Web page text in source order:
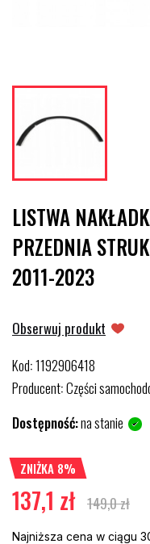
LISTWA
PRZEDNIA
2011-2023
Obserwuj produkt
Kod:1192906418
Producent:Części
Dostępność:na stanie
ZNIŻKA 8%
137,1 zł 149,0 zł
Najniższa cena w ciągu